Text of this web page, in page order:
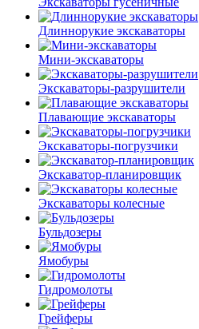
Длиннорукие экскаваторы
Мини-экскаваторы
Экскаваторы-разрушители
Плавающие экскаваторы
Экскаваторы-погрузчики
Экскаватор-планировщик
Экскаваторы колесные
Бульдозеры
Ямобуры
Гидромолоты
Грейферы